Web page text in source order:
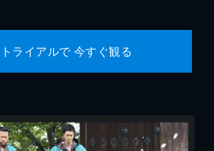
ライアルで 今すぐ観る